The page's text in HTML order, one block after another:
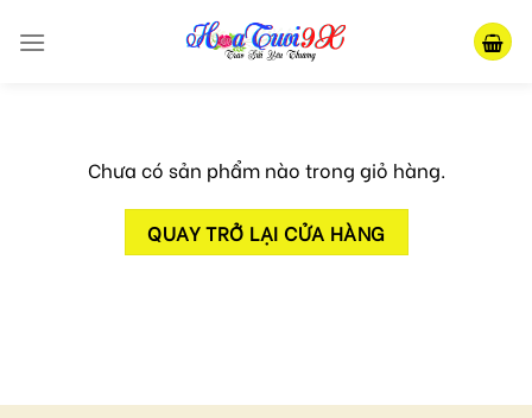
Chưa có sản phẩm nào trong giỏ hàng.
QUAY TRỞ LẠI CỬA HÀNG